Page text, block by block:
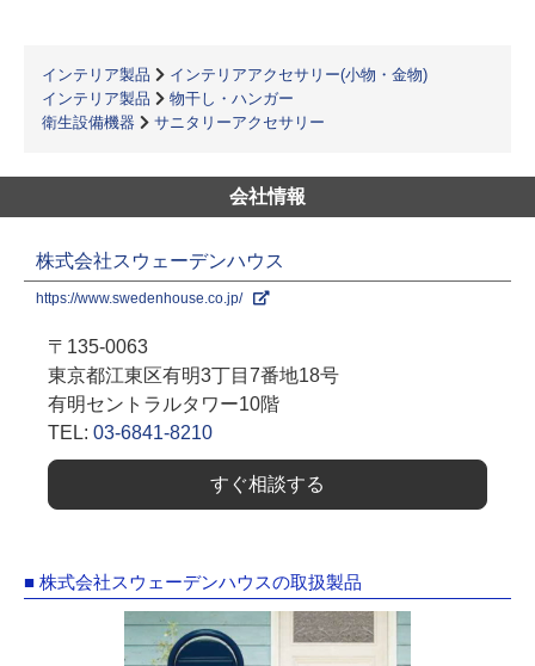
インテリア製品
インテリアアクセサリー(小物・金物)
インテリア製品
物干し・ハンガー
衛生設備機器
サニタリーアクセサリー
会社情報
株式会社スウェーデンハウス
https://www.swedenhouse.co.jp/
〒135-0063
東京都江東区有明3丁目7番地18号
有明セントラルタワー10階
TEL: 03-6841-8210
すぐ相談する
■ 株式会社スウェーデンハウスの取扱製品